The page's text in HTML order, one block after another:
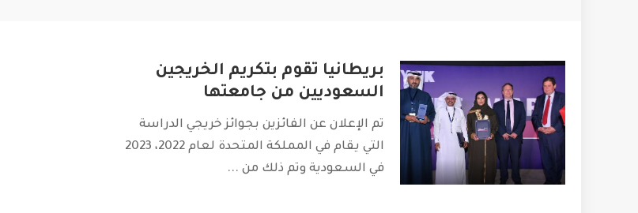
بريطانيا تقوم بتكريم الخريجين
السعوديين من جامعتها
تم الإعلان عن الفائزين بجوائز خريجي الدراسة
التي يقام في المملكة المتحدة لعام 2022، 2023
في السعودية وتم ذلك من ...